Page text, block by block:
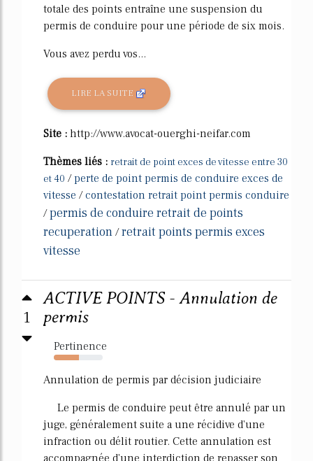
totale des points entraîne une suspension du
permis de conduire pour une période de six mois.
Vous avez perdu vos...
LIRE LA SUITE
Site : http://www.avocat-ouerghi-neifar.com
Thèmes liés : retrait de point exces de vitesse entre 30
et 40 /perte de point permis de conduire exces de
vitesse /contestation retrait point permis conduire
/permis de conduire retrait de points
recuperation /retrait points permis exces
vitesse
1
ACTIVE POINTS - Annulation de
permis
Pertinence
52%
Annulation de permis par décision judiciaire
Le permis de conduire peut être annulé par un
juge, généralement suite a une récidive d'une
infraction ou délit routier. Cette annulation est
accompagnée d'une interdiction de repasser son